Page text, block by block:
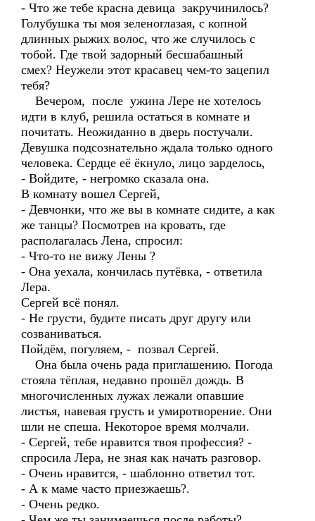
- Что же тебе красна девица закручинилось?
Голубушка ты моя зеленоглазая, с копной
длинных рыжих волос, что же случилось с
тобой. Где твой задорный бесшабашный
смех? Неужели этот красавец чем-то зацепил
тебя?
Вечером, после ужина Лере не хотелось
идти в клуб, решила остаться в комнате и
почитать. Неожиданно в дверь постучали.
Девушка подсознательно ждала только одного
человека. Сердце её ёкнуло, лицо зарделось,
- Войдите, - негромко сказала она.
В комнату вошел Сергей,
- Девчонки, что же вы в комнате сидите, а как
же танцы? Посмотрев на кровать, где
располагалась Лена, спросил:
- Что-то не вижу Лены ?
- Она уехала, кончилась путёвка, - ответила
Лера.
Сергей всё понял.
- Не грусти, будите писать друг другу или
созваниваться.
Пойдём, погуляем, - позвал Сергей.
Она была очень рада приглашению. Погода
стояла тёплая, недавно прошёл дождь. В
многочисленных лужах лежали опавшие
листья, навевая грусть и умиротворение. Они
шли не спеша. Некоторое время молчали.
- Сергей, тебе нравится твоя профессия? -
спросила Лера, не зная как начать разговор.
- Очень нравится, - шаблонно ответил тот.
- А к маме часто приезжаешь?.
- Очень редко.